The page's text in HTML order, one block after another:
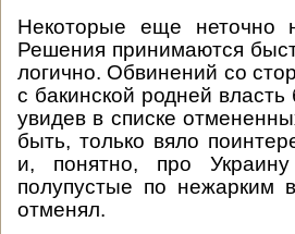
Некоторые еще неточно
Решения принимаются
логично. Обвинений со
с бакинской родней
увидев в списке
быть, только вяло
и, понятно, про
полупустые по нежарким
отменял.